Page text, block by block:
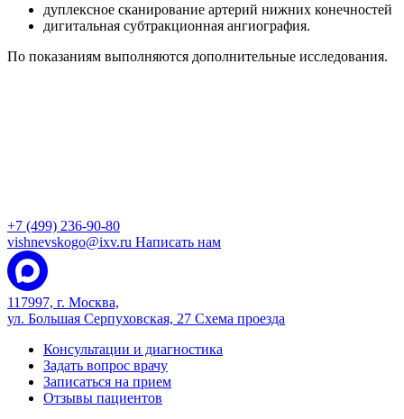
дуплексное сканирование артерий нижних конечностей
дигитальная субтракционная ангиография.
По показаниям выполняются дополнительные исследования.
+7 (499) 236-90-80
vishnevskogo@ixv.ru Написать нам
117997, г. Москва,
ул. Большая Серпуховская, 27 Схема проезда
Консультации и диагностика
Задать вопрос врачу
Записаться на прием
Отзывы пациентов